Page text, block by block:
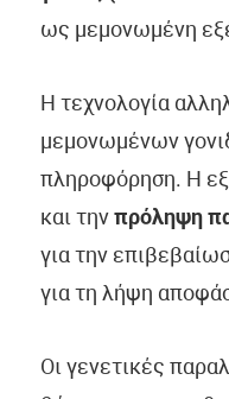
ως μεμονωμένη
Η τεχνολογία
μεμονωμένων
πληροφόρηση. Η
και την πρόληψη
για την
για τη λήψη
Οι γενετικές